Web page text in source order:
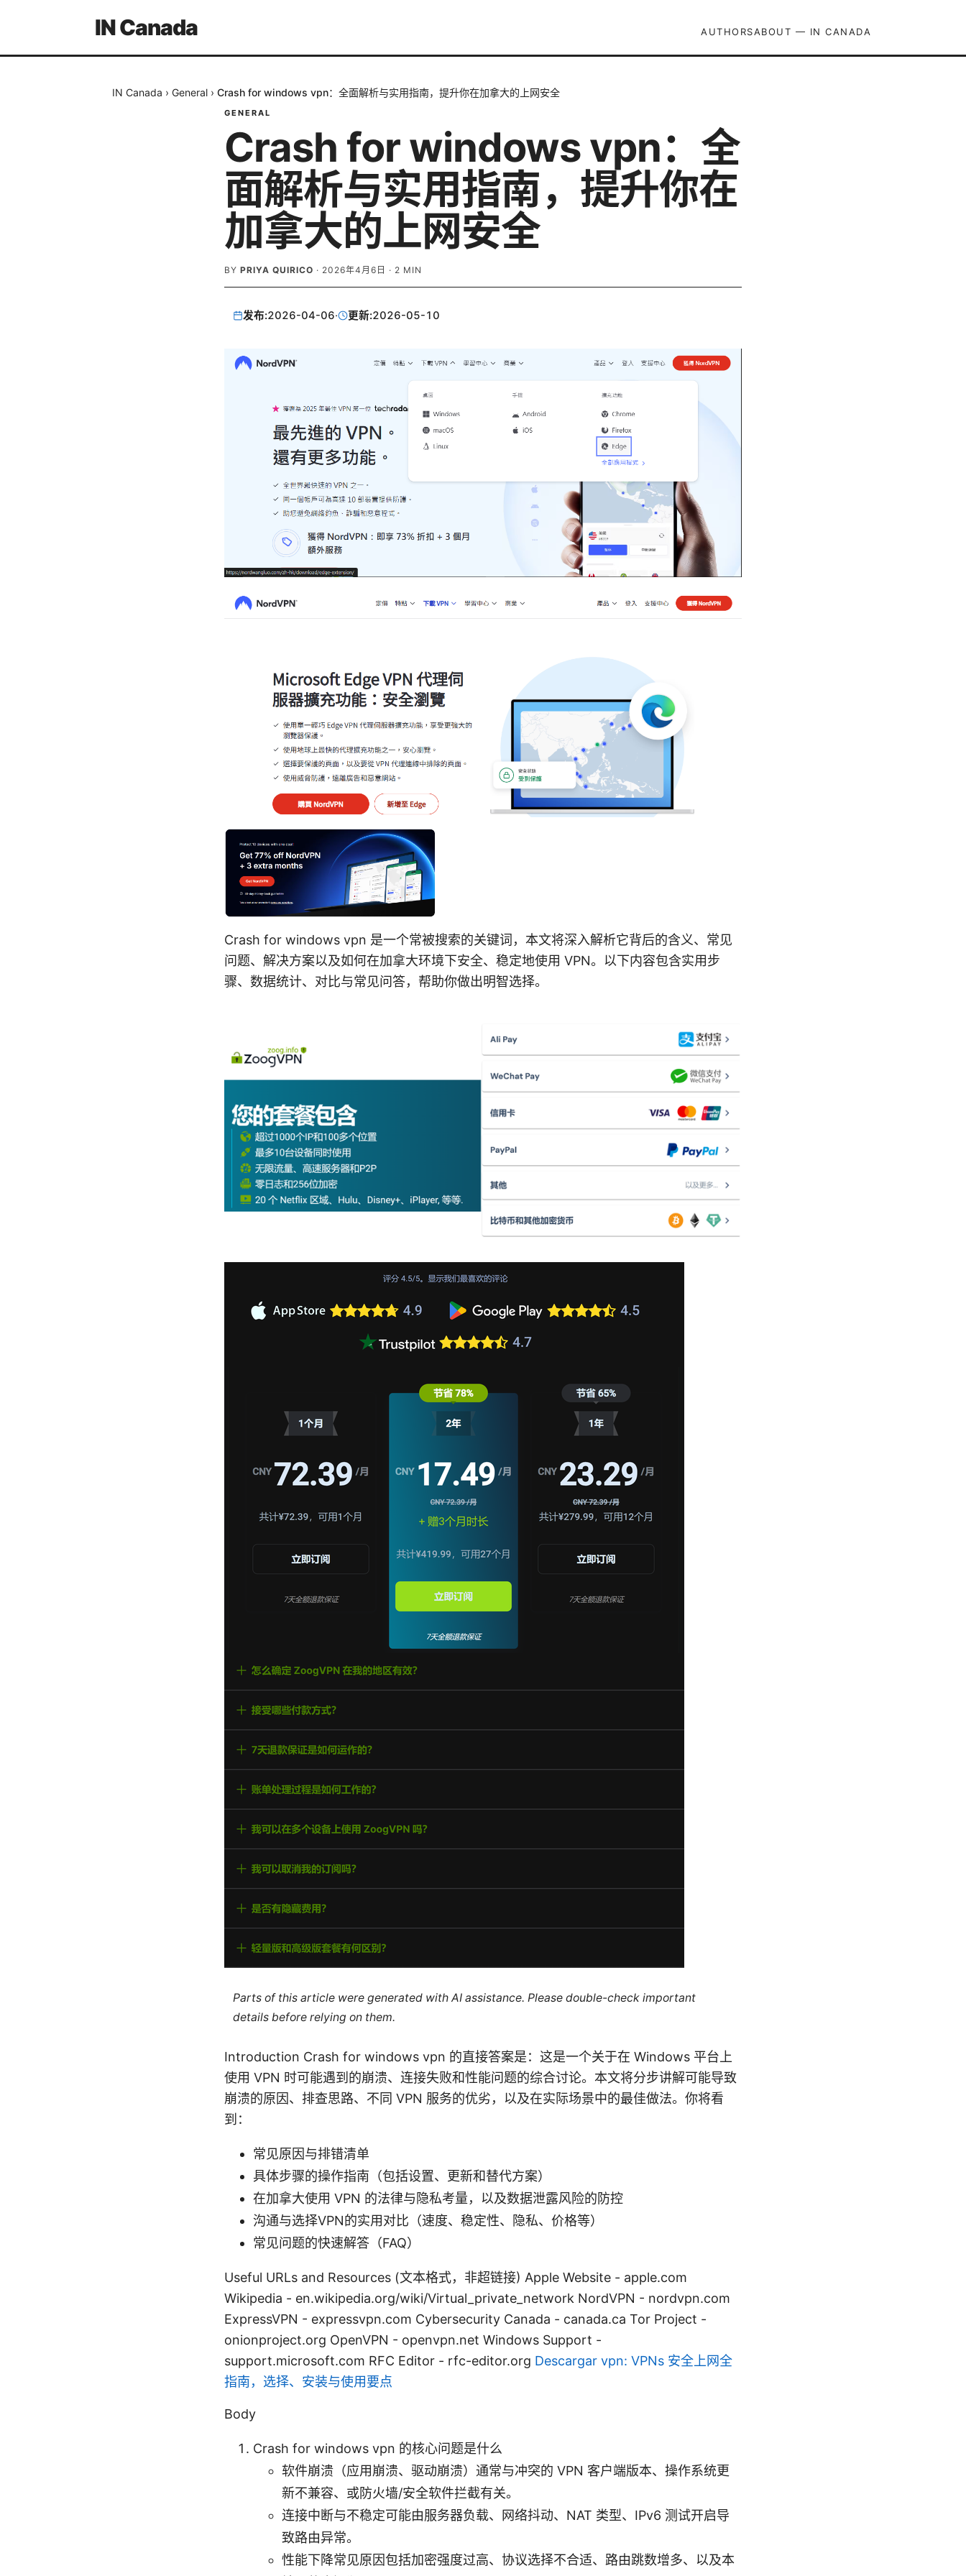
IN Canada AUTHORSABOUT — IN CANADA
IN Canada › General › Crash for windows vpn：全面解析与实用指南，提升你在加拿大的上网安全
GENERAL
Crash for windows vpn：全
面解析与实用指南，提升你在
加拿大的上网安全
BY PRIYA QUIRICO · 2026年4月6日 · 2 MIN
发布:2026-04-06· 更新:2026-05-10
Crash for windows vpn 是一个常被搜索的关键词，本文将深入解析它背后的含义、常见
问题、解决方案以及如何在加拿大环境下安全、稳定地使用 VPN。以下内容包含实用步
骤、数据统计、对比与常见问答，帮助你做出明智选择。
Parts of this article were generated with AI assistance. Please double-check important
details before relying on them.
Introduction Crash for windows vpn 的直接答案是：这是一个关于在 Windows 平台上
使用 VPN 时可能遇到的崩溃、连接失败和性能问题的综合讨论。本文将分步讲解可能导致
崩溃的原因、排查思路、不同 VPN 服务的优劣，以及在实际场景中的最佳做法。你将看
到：
常见原因与排错清单
具体步骤的操作指南（包括设置、更新和替代方案）
在加拿大使用 VPN 的法律与隐私考量，以及数据泄露风险的防控
沟通与选择VPN的实用对比（速度、稳定性、隐私、价格等）
常见问题的快速解答（FAQ）
Useful URLs and Resources (文本格式，非超链接) Apple Website - apple.com
Wikipedia - en.wikipedia.org/wiki/Virtual_private_network NordVPN - nordvpn.com
ExpressVPN - expressvpn.com Cybersecurity Canadа - canada.ca Tor Project -
onionproject.org OpenVPN - openvpn.net Windows Support -
support.microsoft.com RFC Editor - rfc-editor.org Descargar vpn: VPNs 安全上网全
指南，选择、安装与使用要点
Body
Crash for windows vpn 的核心问题是什么
软件崩溃（应用崩溃、驱动崩溃）通常与冲突的 VPN 客户端版本、操作系统更
新不兼容、或防火墙/安全软件拦截有关。
连接中断与不稳定可能由服务器负载、网络抖动、NAT 类型、IPv6 测试开启导
致路由异常。
性能下降常见原因包括加密强度过高、协议选择不合适、路由跳数增多、以及本